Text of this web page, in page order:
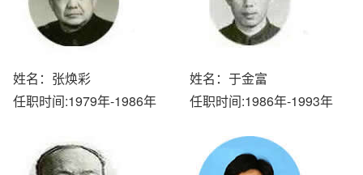
姓名：张焕彩
任职时间:1979年-1986年
姓名：于金富
任职时间:1986年-1993年